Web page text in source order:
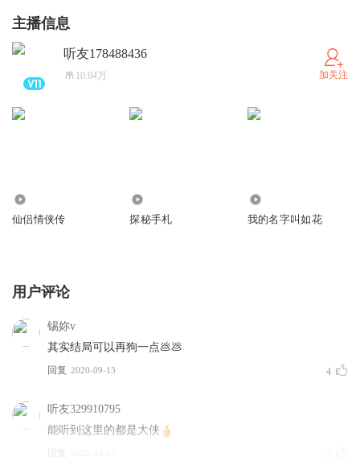
主播信息
听友178488436
10.04万 加关注
仙侣情侠传 探秘手札 我的名字叫如花
用户评论
锡妳v
其实结局可以再狗一点💩💩
回复 2020-09-13 4
听友329910795
能听到这里的都是大侠
回复